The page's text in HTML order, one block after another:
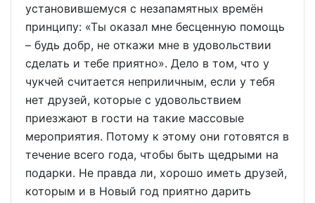
установившемуся с незапамятных времён
принципу: «Ты оказал мне бесценную помощь
– будь добр, не откажи мне в удовольствии
сделать и тебе приятно». Дело в том, что у
чукчей считается неприличным, если у тебя
нет друзей, которые с удовольствием
приезжают в гости на такие массовые
мероприятия. Потому к этому они готовятся в
течение всего года, чтобы быть щедрыми на
подарки. Не правда ли, хорошо иметь друзей,
которым и в Новый год приятно дарить